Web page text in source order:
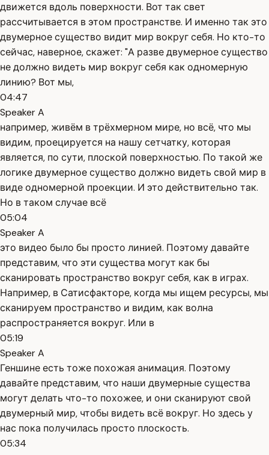
движется вдоль поверхности. Вот так свет
рассчитывается в этом пространстве. И именно так это
двумерное существо видит мир вокруг себя. Но кто-то
сейчас, наверное, скажет: "А разве двумерное существо
не должно видеть мир вокруг себя как одномерную
линию? Вот мы,
04:47
Speaker A
например, живём в трёхмерном мире, но всё, что мы
видим, проецируется на нашу сетчатку, которая
является, по сути, плоской поверхностью. По такой же
логике двумерное существо должно видеть свой мир в
виде одномерной проекции. И это действительно так.
Но в таком случае всё
05:04
Speaker A
это видео было бы просто линией. Поэтому давайте
представим, что эти существа могут как бы
сканировать пространство вокруг себя, как в играх.
Например, в Сатисфакторе, когда мы ищем ресурсы, мы
сканируем пространство и видим, как волна
распространяется вокруг. Или в
05:19
Speaker A
Геншине есть тоже похожая анимация. Поэтому
давайте представим, что наши двумерные существа
могут делать что-то похожее, и они сканируют свой
двумерный мир, чтобы видеть всё вокруг. Но здесь у
нас пока получилась просто плоскость.
05:34